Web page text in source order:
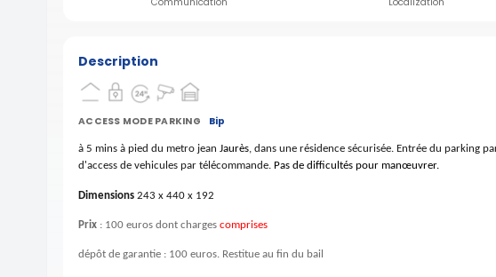
Description
ACCESS MODE PARKING Bip
à 5 mins à pied du metro jean Jaurès, dans une résidence sécurisée. Entrée du parking
d'access de vehicules par télécommande. Pas de difficultés pour manœuvrer.
Dimensions 243 x 440 x 192
Prix : 100 euros dont charges comprises
dépôt de garantie : 100 euros. Restitue au fin du bail